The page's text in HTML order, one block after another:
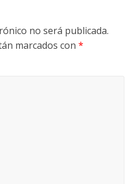
no será publicada.
marcados con*